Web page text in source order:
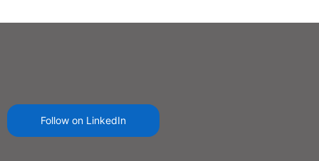
Follow on LinkedIn